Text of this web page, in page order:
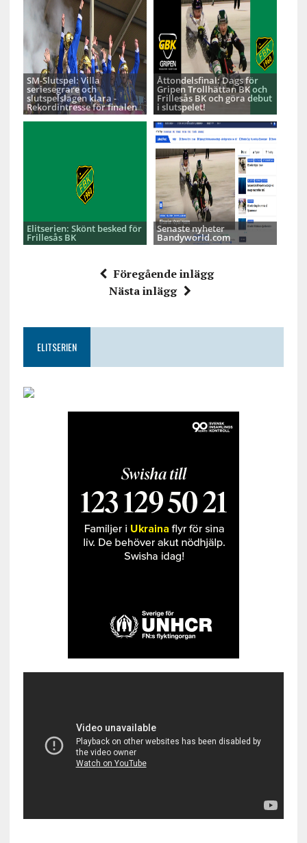
SM-Slutspel: Villa
seriesegrare och
slutspelslagen klara -
Rekordintresse för finalen
Åttondelsfinal: Dags för
Gripen Trollhättan BK och
Frillesås BK och göra debut
i slutspelet!
Elitserien: Skönt besked för
Frillesås BK
Senaste nyheter
Bandyworld.com
Föregående inlägg
Nästa inlägg
ELITSERIEN